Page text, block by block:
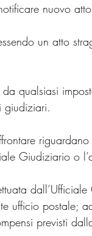
nuovo
un atto
da qualsiasi
giudiziari.
Giudiziario o
ufficio postale;
previsti